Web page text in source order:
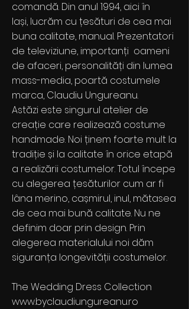
comandă. Din anul 1994, aici în
Iași, lucrăm cu țesături de cea mai
buna calitate, manual. Prezentatori
de televiziune, importanți oameni
de afaceri, personalități din lumea
mass-media, poartă costumele
marca, Claudiu Ungureanu.
Astăzi este singurul atelier de
creație care realizează costume
handmade. Noi ținem foarte mult la
tradiție și la calitate în orice etapă
a realizării costumelor. Totul începe
cu alegerea țesăturilor cum ar fi
lâna merino, cașmirul, inul, mătasea
de cea mai bună calitate. Nu ne
definim doar prin design. Prin
alegerea materialului noi dăm
siguranța longevității costumelor.
The Wedding Dress Collection
www.byclaudiungureanu.ro